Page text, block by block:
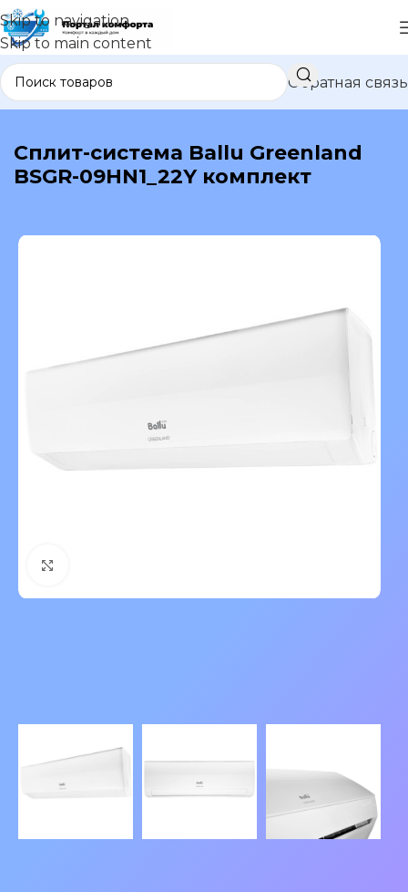
Skip to navigation
Skip to main content
Обратная связь
В каталог
Сплит-система Ballu Greenland
BSGR-09HN1_22Y комплект